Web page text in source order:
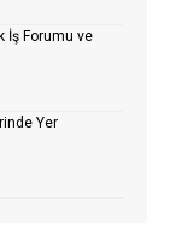
İş Forumu ve
Yer